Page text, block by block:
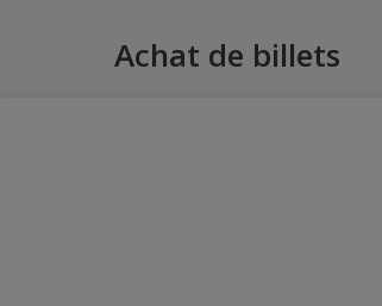
Achat de billets